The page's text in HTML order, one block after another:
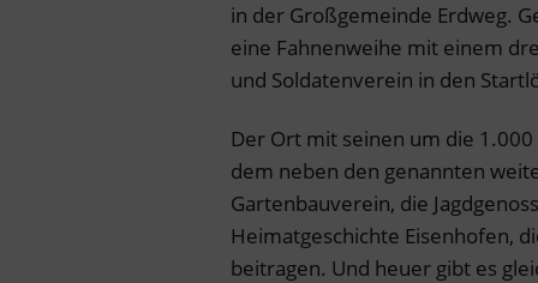
in der Großgemeinde Erdweg.
eine Fahnenweihe mit einem
und Soldatenverein in den
Der Ort mit seinen um die
dem neben den genannten
Gartenbauverein, die
Heimatgeschichte Eisenhofen,
beitragen. Und heuer gibt es